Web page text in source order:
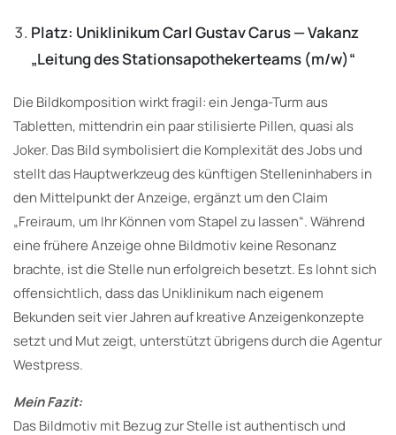
Platz: Uniklinikum Carl Gustav Carus — Vakanz
„Leitung des Stationsapothekerteams (m/w)“
Die Bildkomposition wirkt fragil: ein Jenga-Turm aus
Tabletten, mittendrin ein paar stilisierte Pillen, quasi als
Joker. Das Bild symbolisiert die Komplexität des Jobs und
stellt das Hauptwerkzeug des künftigen Stelleninhabers in
den Mittelpunkt der Anzeige, ergänzt um den Claim
„Freiraum, um Ihr Können vom Stapel zu lassen“. Während
eine frühere Anzeige ohne Bildmotiv keine Resonanz
brachte, ist die Stelle nun erfolgreich besetzt. Es lohnt sich
offensichtlich, dass das Uniklinikum nach eigenem
Bekunden seit vier Jahren auf kreative Anzeigenkonzepte
setzt und Mut zeigt, unterstützt übrigens durch die Agentur
Westpress.
Mein Fazit:
Das Bildmotiv mit Bezug zur Stelle ist authentisch und